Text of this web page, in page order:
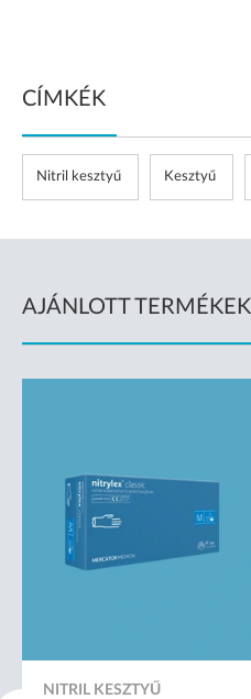
CÍMKÉK
Nitril kesztyű Kesztyű
AJÁNLOTT TERMÉKEK
NITRIL KESZTYŰ